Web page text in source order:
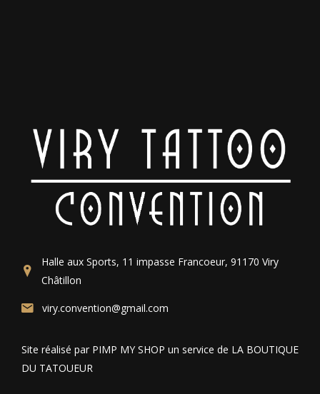
Halle aux Sports, 11 impasse Francoeur, 91170 Viry
Châtillon
viry.convention@gmail.com
Site réalisé par PIMP MY SHOP un service de LA BOUTIQUE
DU TATOUEUR